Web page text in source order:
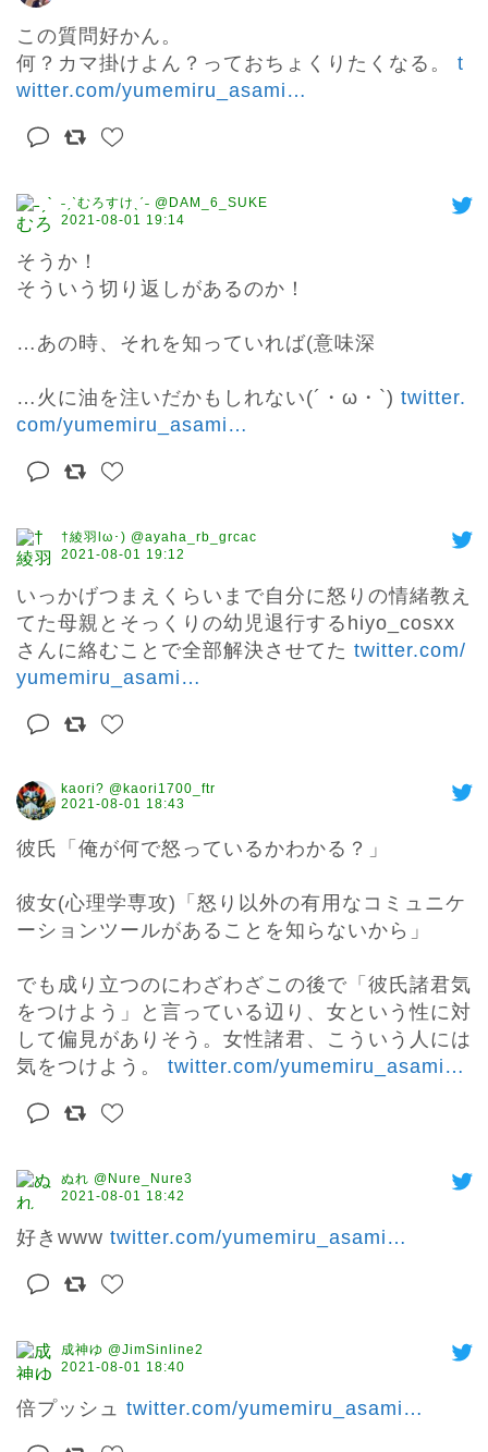
この質問好かん。
何？カマ掛けよん？っておちょくりたくなる。 t
witter.com/yumemiru_asami …
˗ˏˋむろすけˎˊ˗ @DAM_6_SUKE
2021-08-01 19:14
そうか！
そういう切り返しがあるのか！
…あの時、それを知っていれば(意味深
…火に油を注いだかもしれない(´・ω・`) twitter.
com/yumemiru_asami …
†綾羽lω･) @ayaha_rb_grcac
2021-08-01 19:12
いっかげつまえくらいまで自分に怒りの情緒教え
てた母親とそっくりの幼児退行するhiyo_cosxx
さんに絡むことで全部解決させてた twitter.com/
yumemiru_asami …
kaori? @kaori1700_ftr
2021-08-01 18:43
彼氏「俺が何で怒っているかわかる？」
彼女(心理学専攻)「怒り以外の有用なコミュニケ
ーションツールがあることを知らないから」
でも成り立つのにわざわざこの後で「彼氏諸君気
をつけよう」と言っている辺り、女という性に対
して偏見がありそう。女性諸君、こういう人には
気をつけよう。 twitter.com/yumemiru_asami …
ぬれ @Nure_Nure3
2021-08-01 18:42
好きwww twitter.com/yumemiru_asami …
成神ゆ @JimSinline2
2021-08-01 18:40
倍プッシュ twitter.com/yumemiru_asami …